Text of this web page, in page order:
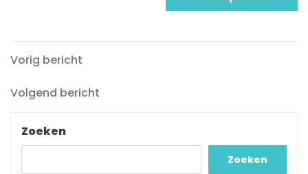
Berichtnavigatie
Vorig
Vorig bericht
Volgend
Volgend bericht
Zoeken
Zoeken